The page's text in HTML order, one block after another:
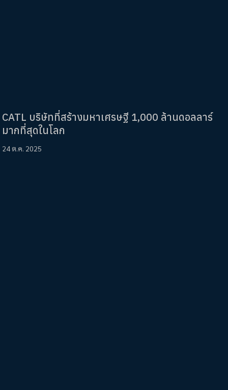
CATL บริษัทที่สร้างมหาเศรษฐี 1,000 ล้านดอลลาร์
มากที่สุดในโลก
24 ต.ค. 2025